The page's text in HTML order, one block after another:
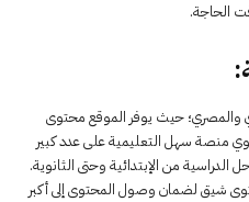
الحاجة.
:
والمصري؛ حيث يوفر الموقع محتوى
منصة سهل التعليمية على عدد كبير
من الإبتدائية وحتى الثانوية.
شيق لضمان وصول المحتوى إلى أكبر